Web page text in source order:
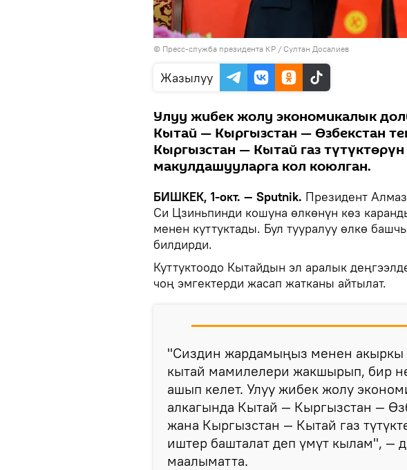
© Пресс-служба президента КР / Султан Досалиев
Жазылуу
Улуу жибек жолу экономикалык
Кытай — Кыргызстан — Өзбекстан
Кыргызстан — Кытай газ
макулдашууларга кол коюлган.
БИШКЕК, 1-окт. — Sputnik. Президент
Си Цзиньпинди кошуна өлкөнүн көз
менен куттуктады. Бул тууралуу өлкө
билдирди.
Куттуктоодо Кытайдын эл аралык
чоң эмгектерди жасап жатканы айтылат.
"Сиздин жардамыңыз менен
кытай мамилелери жакшырып, бир
ашып келет. Улуу жибек жолу
алкагында Кытай — Кыргызстан —
жана Кыргызстан — Кытай газ
иштер башталат деп үмүт кылам", —
маалыматта.